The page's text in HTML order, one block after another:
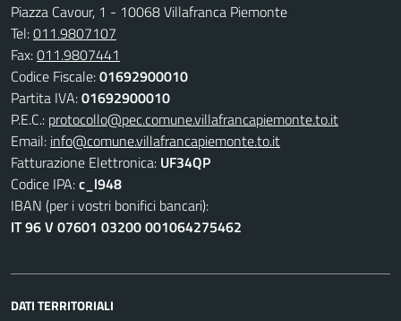
Piazza Cavour, 1 - 10068 Villafranca Piemonte
Tel:011.9807107
Fax:011.9807441
Codice Fiscale:01692900010
Partita IVA:01692900010
P.E.C.: protocollo@pec.comune.villafrancapiemonte.to.it
Email: info@comune.villafrancapiemonte.to.it
Fatturazione Elettronica: UF34QP
Codice IPA:c_l948
IBAN (per i vostri bonifici bancari):
IT 96 V 07601 03200 001064275462
DATI TERRITORIALI